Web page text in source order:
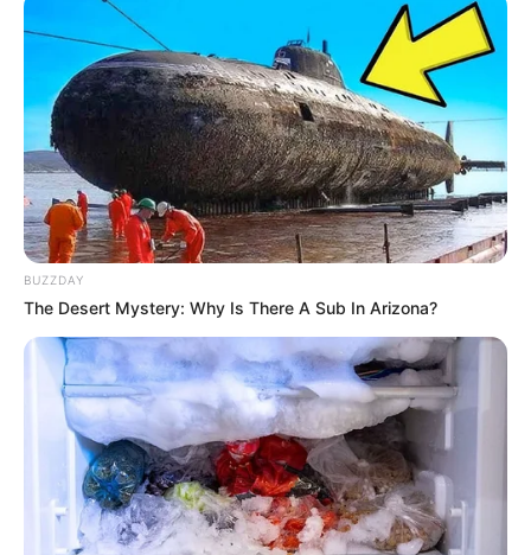
(foto: reddit/3yearsago)
10. Ada yang bisa menebak hobi apakah ini? Kok
tampak creepy yah lihatnya
BUZZDAY
The Desert Mystery: Why Is There A Sub In Arizona?